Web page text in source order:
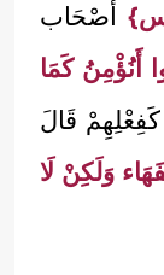
أَصْحَاب
أَنُؤْمِنُ كَمَا
قَالَ
وَلَكِنْ لَا